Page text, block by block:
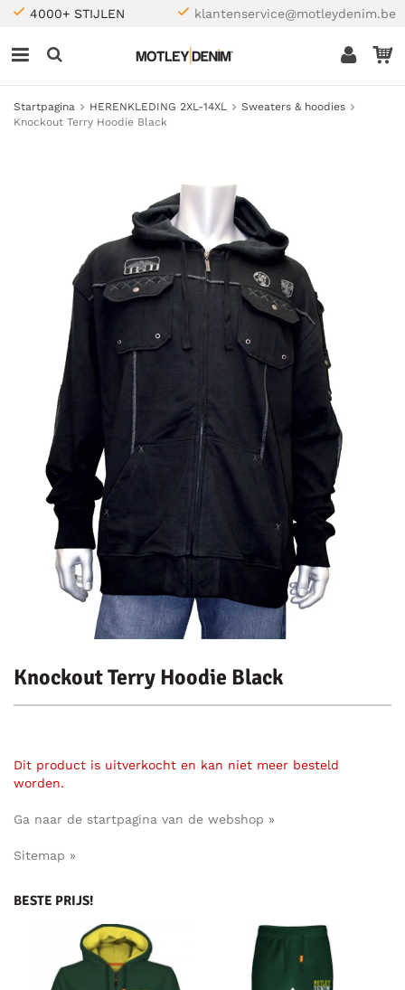
4000+ STIJLEN klantenservice@motleydenim.be
Startpagina HERENKLEDING 2XL-14XL
Sweaters & hoodies
Knockout Terry Hoodie Black
Knockout Terry Hoodie Black
Dit product is uitverkocht en kan niet meer besteld
worden.
Ga naar de startpagina van de webshop »
Sitemap »
BESTE PRIJS!